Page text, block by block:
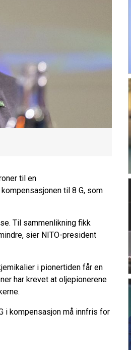
til en
til 8 G, som
Til sammenlikning fikk
sier NITO-president
i pionertiden får en
har krevet at oljepionerene
i kompensasjon må innfris for